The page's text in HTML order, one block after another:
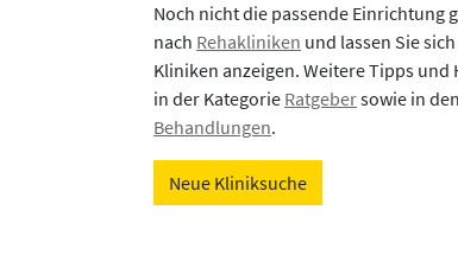
Noch nicht die passende Einrichtung
nach Rehakliniken und lassen Sie
Kliniken anzeigen. Weitere Tipps
in der Kategorie Ratgebersowie in
Behandlungen.
Neue Kliniksuche